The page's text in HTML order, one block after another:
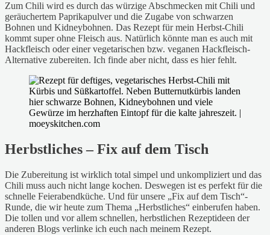
Zum Chili wird es durch das würzige Abschmecken mit Chili und
geräuchertem Paprikapulver und die Zugabe von schwarzen
Bohnen und Kidneybohnen. Das Rezept für mein Herbst-Chili
kommt super ohne Fleisch aus. Natürlich könnte man es auch mit
Hackfleisch oder einer vegetarischen bzw. veganen Hackfleisch-
Alternative zubereiten. Ich finde aber nicht, dass es hier fehlt.
Herbstliches – Fix auf dem Tisch
Die Zubereitung ist wirklich total simpel und unkompliziert und das
Chili muss auch nicht lange kochen. Deswegen ist es perfekt für die
schnelle Feierabendküche. Und für unsere „Fix auf dem Tisch“-
Runde, die wir heute zum Thema „Herbstliches“ einberufen haben.
Die tollen und vor allem schnellen, herbstlichen Rezeptideen der
anderen Blogs verlinke ich euch nach meinem Rezept.